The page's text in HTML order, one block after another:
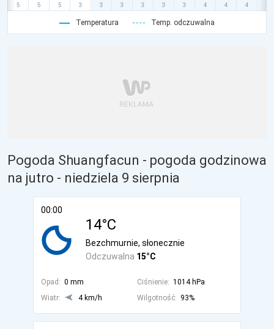
Temperatura Temp. odczuwalna
Pogoda Shuangfacun - pogoda godzinowa
na jutro - niedziela 9 sierpnia
00:00
14°C
Odczuwalna 15°C
Bezchmurnie, słonecznie
Opad: 0 mm Ciśnienie: 1014 hPa
Wiatr:
4 km/h Wilgotność: 93%